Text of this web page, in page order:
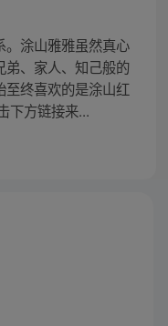
。涂山雅雅虽然真心
弟、家人、知己般的
至终喜欢的是涂山红
下方链接来...